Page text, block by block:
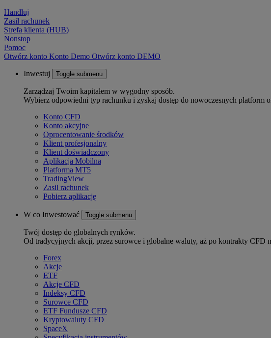
Handluj
Zasil rachunek
Strefa klienta (HUB)
Nonstop
Pomoc
Otwórz konto Konto Demo Otwórz konto DEMO
Inwestuj Toggle submenu
Zarządzaj Twoim kapitałem w wygodny sposób.
Wybierz odpowiedni typ rachunku i zyskaj dostęp do nowoczesnych platform
Konto CFD
Konto akcyjne
Oprocentowanie środków
Klient profesjonalny
Klient doświadczony
Aplikacja Mobilna
Platforma MT5
TradingView
Zasil rachunek
Pobierz aplikację
W co Inwestować Toggle submenu
Twój dostęp do globalnych rynków.
Od tradycyjnych akcji, przez surowce i globalne waluty, aż po kontrakty
Forex
Akcje
ETF
Akcje CFD
Indeksy CFD
Surowce CFD
ETF Fundusze CFD
Kryptowaluty CFD
SpaceX